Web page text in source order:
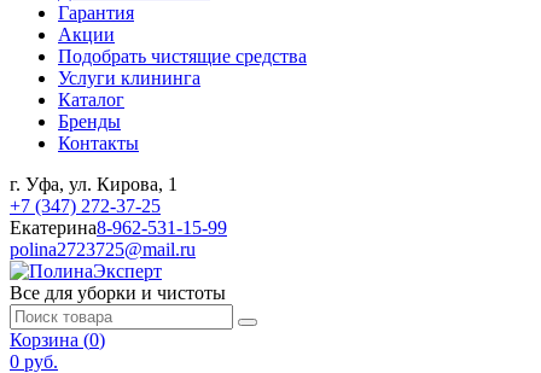
Гарантия
Акции
Подобрать чистящие средства
Услуги клининга
Каталог
Бренды
Контакты
г. Уфа, ул. Кирова, 1
+7 (347) 272-37-25
Екатерина8-962-531-15-99
polina2723725@mail.ru
Все для уборки и чистоты
Корзина (0)
0 руб.